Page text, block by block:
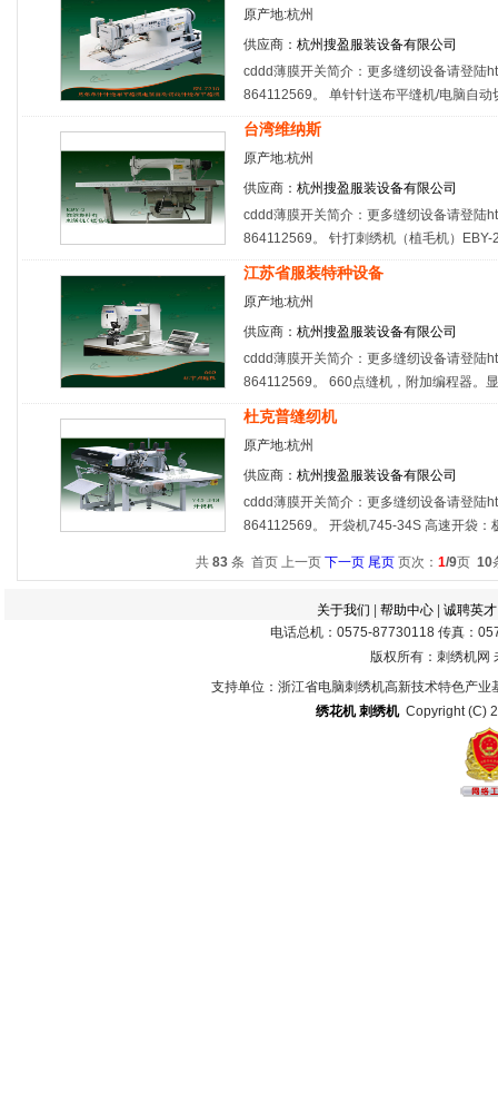
原产地:杭州
供应商： 杭州搜盈服装设备有限公司
cddd薄膜开关简介：更多缝纫设备请登陆
864112569。 单针针送布平缝机/电脑自
台湾维纳斯
原产地:杭州
供应商： 杭州搜盈服装设备有限公司
cddd薄膜开关简介：更多缝纫设备请登陆
864112569。 针打刺绣机（植毛机）
江苏省服装特种设备
原产地:杭州
供应商： 杭州搜盈服装设备有限公司
cddd薄膜开关简介：更多缝纫设备请登陆
864112569。 660点缝机，附加编程器。
杜克普缝纫机
原产地:杭州
供应商： 杭州搜盈服装设备有限公司
cddd薄膜开关简介：更多缝纫设备请登陆
864112569。 开袋机745-34S 高速开袋
共 83 条 首页 上一页 下一页 尾页 页次： 1/9页 10
关于我们 帮助中心| 诚聘英才
电话总机：0575-87730118 传真：
版权所有：刺绣机网
支持单位：浙江省电脑刺绣机高新技术特色产
绣花机 刺绣机Copyright (C)